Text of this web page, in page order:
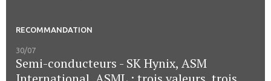
RECOMMANDATION
30/07
Semi-conducteurs - SK Hynix, ASM